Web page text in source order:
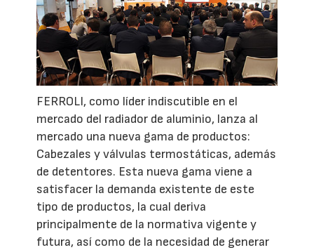
FERROLI, como líder indiscutible en el
mercado del radiador de aluminio, lanza al
mercado una nueva gama de productos:
Cabezales y válvulas termostáticas, además
de detentores. Esta nueva gama viene a
satisfacer la demanda existente de este
tipo de productos, la cual deriva
principalmente de la normativa vigente y
futura, así como de la necesidad de generar